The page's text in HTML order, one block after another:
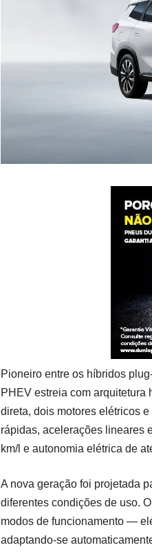
Pioneiro entre os híbridos
PHEV estreia com arquitetura
direta, dois motores elétricos
rápidas, acelerações lineares
km/l e autonomia elétrica de
A nova geração foi projetada
diferentes condições de uso.
modos de funcionamento —
adaptando-se